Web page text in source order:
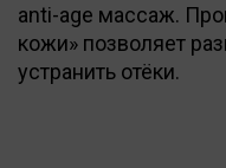
аnti-аge массаж.
кожи» позволяет
устранить отёки.